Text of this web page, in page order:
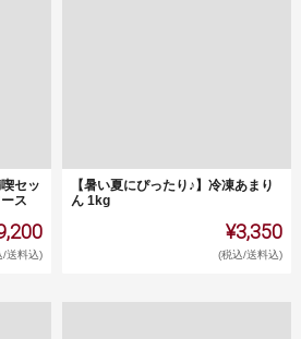
セッ
ス
/送料込)
【暑い夏にぴったり♪】冷凍あまり
ん 1kg
¥3,350
(税込/送料込)